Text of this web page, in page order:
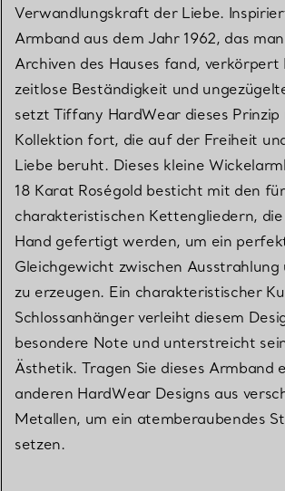
Verwandlungskraft der Liebe.
Armband aus dem Jahr 1962, das
Archiven des Hauses fand, verkörpert
zeitlose Beständigkeit und
setzt Tiffany HardWear dieses
Kollektion fort, die auf der Freiheit
Liebe beruht. Dieses kleine
18 Karat Roségold besticht mit den
charakteristischen Kettengliedern, die
Hand gefertigt werden, um ein
Gleichgewicht zwischen
zu erzeugen. Ein charakteristischer
Schlossanhänger verleiht diesem
besondere Note und unterstreicht
Ästhetik. Tragen Sie dieses Armband
anderen HardWear Designs aus
Metallen, um ein atemberaubendes
setzen.